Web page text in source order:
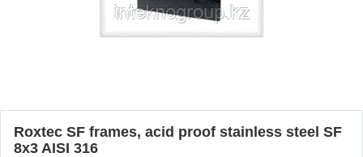
Roxtec SF frames, acid proof stainless steel SF
8x3 AISI 316